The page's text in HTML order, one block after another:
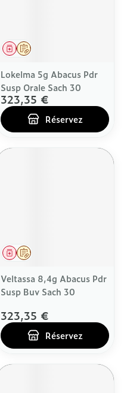
Sur prescription
Médicament
Lokelma 5g Abacus Pdr
Susp Orale Sach 30
323,35 €
Réservez
Sur prescription
Médicament
Veltassa 8,4g Abacus Pdr
Susp Buv Sach 30
323,35 €
Réservez